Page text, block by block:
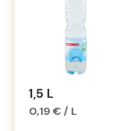
1,5 L
0,19 € / L